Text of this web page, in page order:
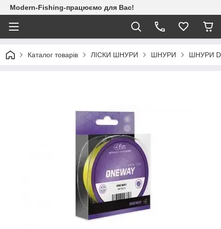
Modern-Fishing-працюємо для Вас!
Каталог товарів ЛІСКИ ШНУРИ ШНУРИ ШНУРИ